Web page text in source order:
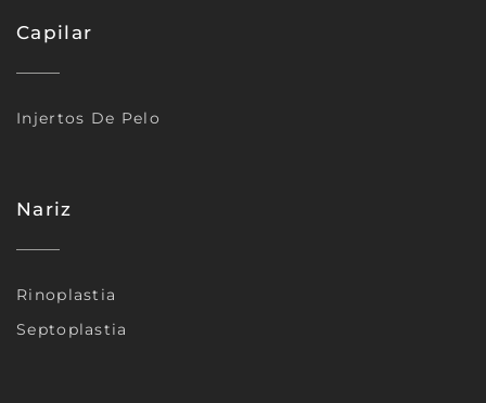
Capilar
Injertos De Pelo
Nariz
Rinoplastia
Septoplastia